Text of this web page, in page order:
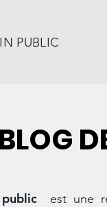
PUBLIC
est une